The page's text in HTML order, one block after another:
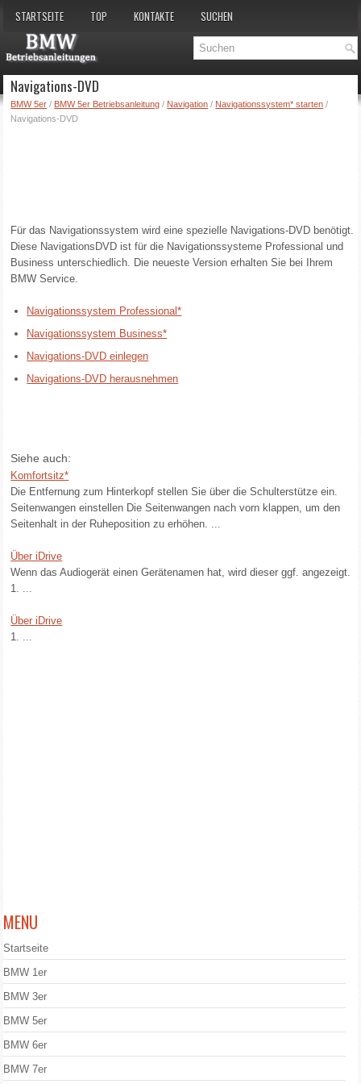
STARTSEITE TOP KONTAKTE SUCHEN
Navigations-DVD
BMW 5er / BMW 5er Betriebsanleitung / Navigation / Navigationssystem* starten /
Navigations-DVD
Für das Navigationssystem wird eine spezielle Navigations-DVD benötigt.
Diese NavigationsDVD ist für die Navigationssysteme Professional und
Business unterschiedlich. Die neueste Version erhalten Sie bei Ihrem
BMW Service.
Navigationssystem Professional*
Navigationssystem Business*
Navigations-DVD einlegen
Navigations-DVD herausnehmen
Siehe auch:
Komfortsitz*
Die Entfernung zum Hinterkopf stellen Sie über die Schulterstütze ein.
Seitenwangen einstellen Die Seitenwangen nach vorn klappen, um den
Seitenhalt in der Ruheposition zu erhöhen. ...
Über iDrive
Wenn das Audiogerät einen Gerätenamen hat, wird dieser ggf. angezeigt.
1. ...
Über iDrive
1. ...
MENU
Startseite
BMW 1er
BMW 3er
BMW 5er
BMW 6er
BMW 7er